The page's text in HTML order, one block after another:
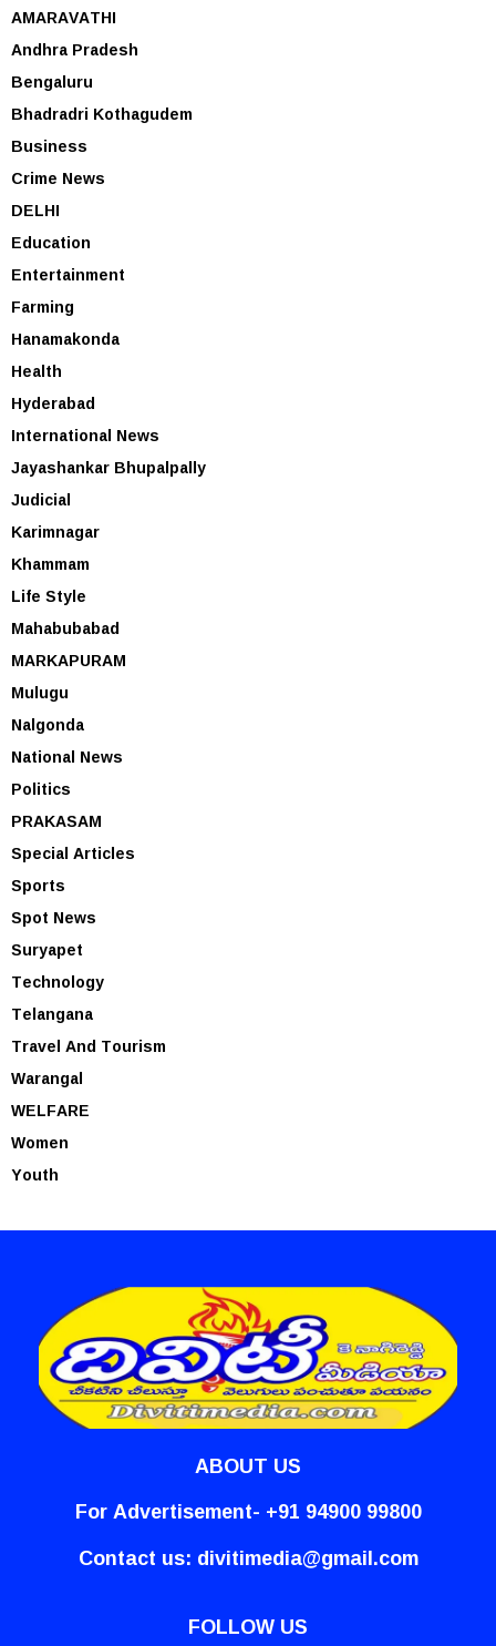
AMARAVATHI
Andhra Pradesh
Bengaluru
Bhadradri Kothagudem
Business
Crime News
DELHI
Education
Entertainment
Farming
Hanamakonda
Health
Hyderabad
International News
Jayashankar Bhupalpally
Judicial
Karimnagar
Khammam
Life Style
Mahabubabad
MARKAPURAM
Mulugu
Nalgonda
National News
Politics
PRAKASAM
Special Articles
Sports
Spot News
Suryapet
Technology
Telangana
Travel And Tourism
Warangal
WELFARE
Women
Youth
ABOUT US
For Advertisement- +91 94900 99800
Contact us: divitimedia@gmail.com
FOLLOW US